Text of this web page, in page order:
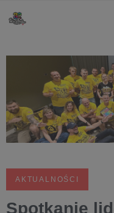
AKTUALNOŚCI
Spotkanie